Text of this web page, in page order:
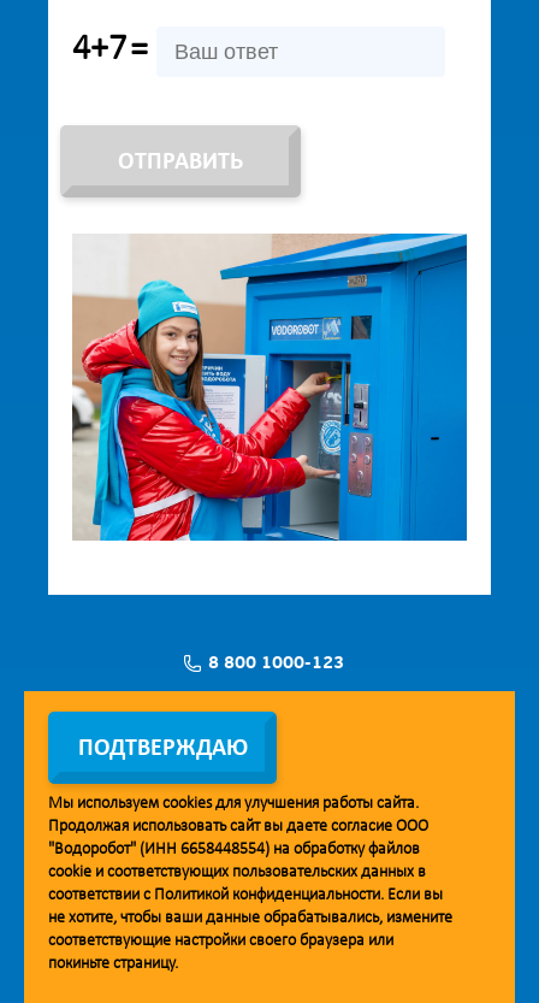
4+7=
ОТПРАВИТЬ
8 800 1000-123
Заявка на установку
Мобильное приложение Vodorobot
ПОДТВЕРЖДАЮ
Мы используем cookiesдля улучшения работы сайта.
Продолжая использовать сайт вы даете согласие ООО
"Водоробот" (ИНН 6658448554) на обработку файлов
cookie и соответствующих пользовательских данных в
соответствии с Политикой конфиденциальности. Если вы
не хотите, чтобы ваши данные обрабатывались, измените
соответствующие настройки своего браузера или
покиньте страницу.